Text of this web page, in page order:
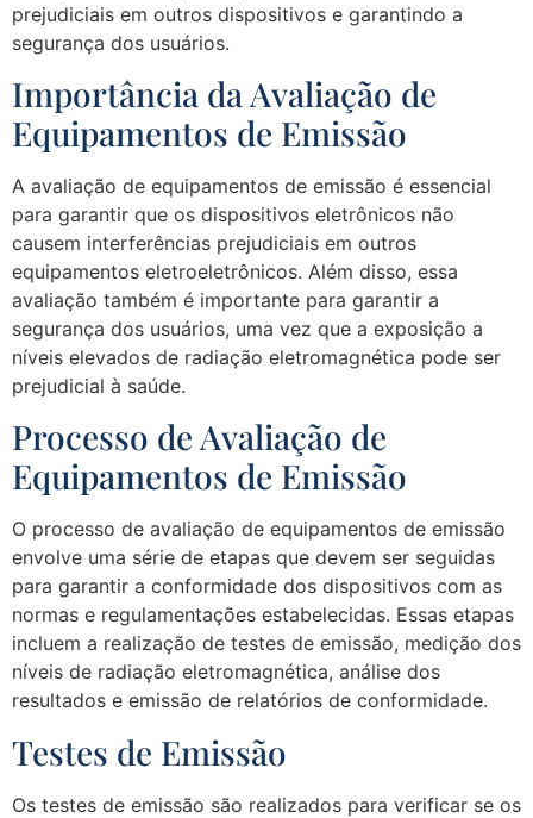
prejudiciais em outros dispositivos e garantindo a
segurança dos usuários.
Importância da Avaliação de
Equipamentos de Emissão
A avaliação de equipamentos de emissão é essencial
para garantir que os dispositivos eletrônicos não
causem interferências prejudiciais em outros
equipamentos eletroeletrônicos. Além disso, essa
avaliação também é importante para garantir a
segurança dos usuários, uma vez que a exposição a
níveis elevados de radiação eletromagnética pode ser
prejudicial à saúde.
Processo de Avaliação de
Equipamentos de Emissão
O processo de avaliação de equipamentos de emissão
envolve uma série de etapas que devem ser seguidas
para garantir a conformidade dos dispositivos com as
normas e regulamentações estabelecidas. Essas etapas
incluem a realização de testes de emissão, medição dos
níveis de radiação eletromagnética, análise dos
resultados e emissão de relatórios de conformidade.
Testes de Emissão
Os testes de emissão são realizados para verificar se os